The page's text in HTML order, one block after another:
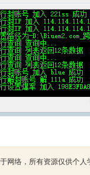
网络，所有资源仅供个